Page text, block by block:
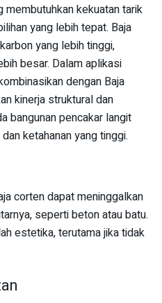
membutuhkan kekuatan tarik
yang lebih tepat. Baja
yang lebih tinggi,
besar. Dalam aplikasi
dengan Baja
kinerja struktural dan
bangunan pencakar langit
ketahanan yang tinggi.
corten dapat meninggalkan
seperti beton atau batu.
estetika, terutama jika tidak